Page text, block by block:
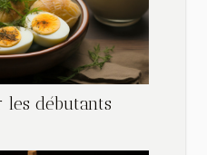
les débutants